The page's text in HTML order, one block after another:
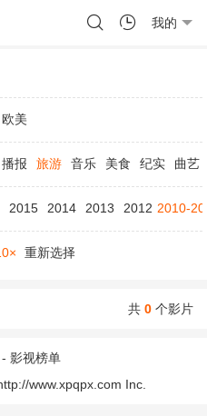
我的
欧美
播报 旅游 音乐 美食 纪实 曲艺
2015 2014 2013 2012 2010-
重新选择
共 0 个影片
影视榜单
www.xpqpx.com Inc.